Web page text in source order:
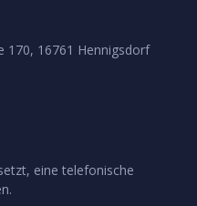
170, 16761 Hennigsdorf
eine telefonische